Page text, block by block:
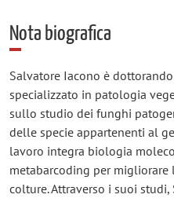
Nota biografica
Salvatore Iacono è
specializzato in patologia
sullo studio dei funghi
delle specie appartenenti al
lavoro integra biologia
metabarcoding per
colture. Attraverso i suoi